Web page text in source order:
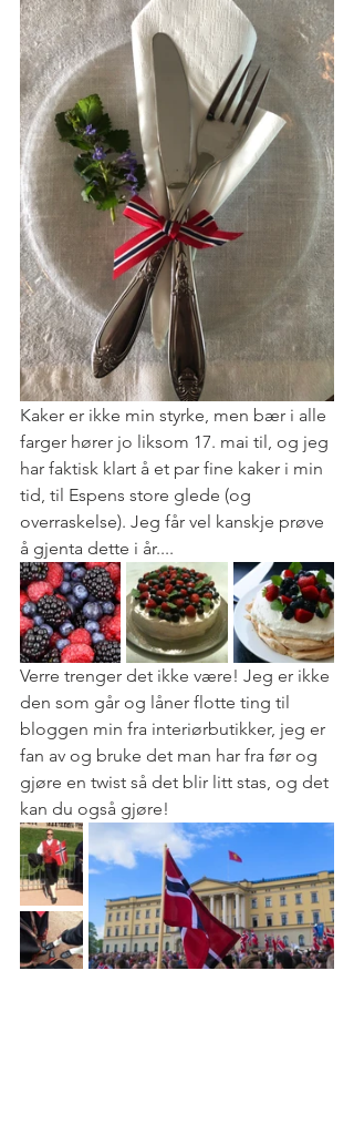
Kaker er ikke min styrke, men bær i alle
farger hører jo liksom 17. mai til, og jeg
har faktisk klart å et par fine kaker i min
tid, til Espens store glede (og
overraskelse). Jeg får vel kanskje prøve
å gjenta dette i år....
Verre trenger det ikke være! Jeg er ikke
den som går og låner flotte ting til
bloggen min fra interiørbutikker, jeg er
fan av og bruke det man har fra før og
gjøre en twist så det blir litt stas, og det
kan du også gjøre!